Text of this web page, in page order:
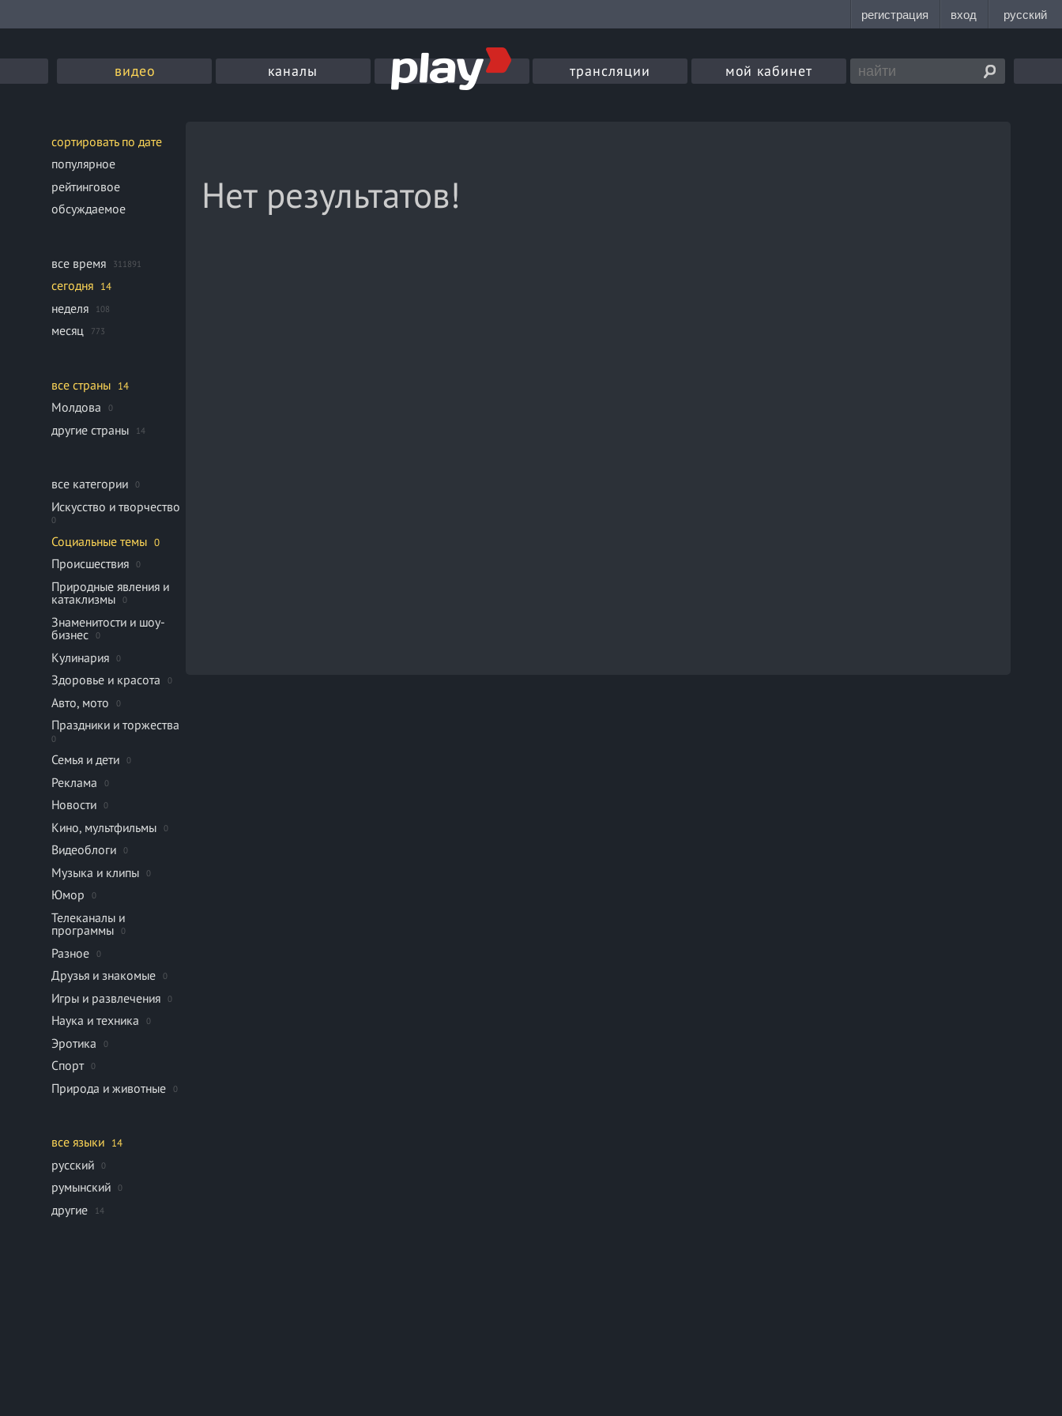
видео каналы трансляции мой кабинет
сортировать по дате
популярное
рейтинговое
обсуждаемое
все время 311891
сегодня 14
неделя 108
месяц 773
все страны 14
Молдова 0
другие страны 14
все категории 0
Искусство и творчество
0
Социальные темы 0
Происшествия 0
Природные явления и
катаклизмы
0
Знаменитости и шоу-
бизнес
0
Кулинария 0
Здоровье и красота 0
Авто, мото 0
Праздники и торжества
0
Семья и дети 0
Реклама 0
Новости 0
Кино, мультфильмы 0
Видеоблоги 0
Музыка и клипы 0
Юмор 0
Телеканалы и
программы
0
Разное 0
Друзья и знакомые 0
Игры и развлечения 0
Наука и техника 0
Эротика 0
Спорт 0
Природа и животные 0
все языки 14
русский 0
румынский 0
другие 14
Нет результатов!